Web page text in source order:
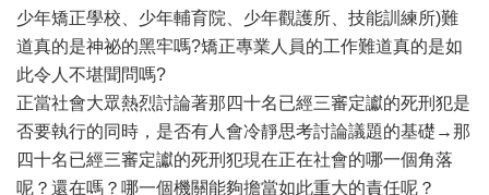
少年矯正學校、少年輔育院、少年觀護所、技能訓練所)難
道真的是神祕的黑牢嗎?矯正專業人員的工作難道真的是如
此令人不堪聞問嗎?
正當社會大眾熱烈討論著那四十名已經三審定讞的死刑犯是
否要執行的同時，是否有人會冷靜思考討論議題的基礎→那
四十名已經三審定讞的死刑犯現在正在社會的哪一個角落
呢？還在嗎？哪一個機關能夠擔當如此重大的責任呢？